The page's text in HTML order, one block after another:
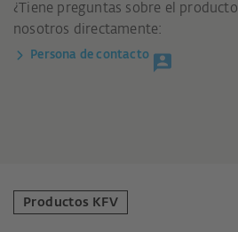
¿Tiene preguntas sobre el
nosotros directamente:
Persona de contacto
Productos KFV